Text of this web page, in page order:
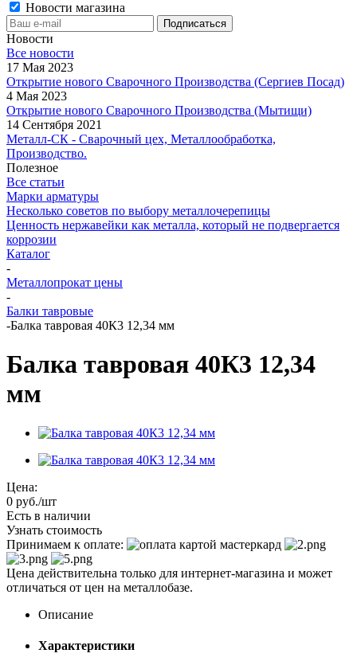
Новости магазина
Новости
Все новости
17 Мая 2023
Открытие нового Сварочного Производства (Сергиев Посад)
4 Мая 2023
Открытие нового Сварочного Производства (Мытищи)
14 Сентября 2021
Металл-СК - Сварочный цех, Металлообработка,
Производство.
Полезное
Все статьи
Марки арматуры
Несколько советов по выбору металлочерепицы
Ценность нержавейки как металла, который не подвергается
коррозии
Каталог
-
Металлопрокат цены
-
Балки тавровые
-Балка тавровая 40К3 12,34 мм
Балка тавровая 40К3 12,34
мм
Цена:
0 руб./шт
Есть в наличии
Узнать стоимость
Принимаем к оплате:
Цена действительна только для интернет-магазина и может
отличаться от цен на металлобазе.
Описание
Характеристики